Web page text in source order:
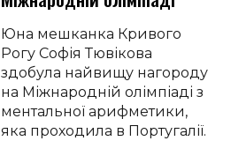
Юна мешканка Кривого
Рогу Софія Тювікова
здобула найвищу нагороду
на Міжнародній олімпіаді з
ментальної арифметики,
яка проходила в Португалії.